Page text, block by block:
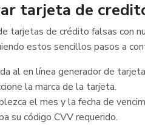
tarjeta de
tarjetas de crédito falsas con
estos sencillos pasos a
al en línea generador de
la marca de la tarjeta.
el mes y la fecha de
su código CVV requerido.